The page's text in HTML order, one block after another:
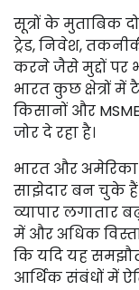
सूत्रों के मुताबिक
ट्रेड, निवेश,
करने जैसे मुद्दों पर
भारत कुछ क्षेत्रों
किसानों और
जोर दे रहा है।
भारत और
साझेदार बन चुके
व्यापार लगातार
में और अधिक
कि यदि यह
आर्थिक संबंधों में